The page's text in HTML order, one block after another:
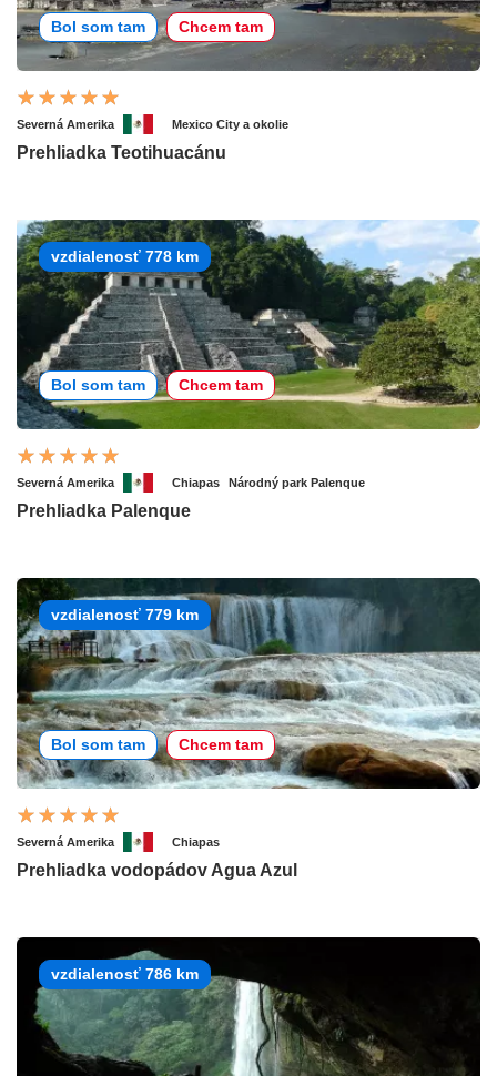
Bol som tam Chcem tam
Severná Amerika Mexico City a okolie
Prehliadka Teotihuacánu
vzdialenosť 778 km
Bol som tam Chcem tam
Severná Amerika Chiapas Národný park Palenque
Prehliadka Palenque
vzdialenosť 779 km
Bol som tam Chcem tam
Severná Amerika Chiapas
Prehliadka vodopádov Agua Azul
vzdialenosť 786 km